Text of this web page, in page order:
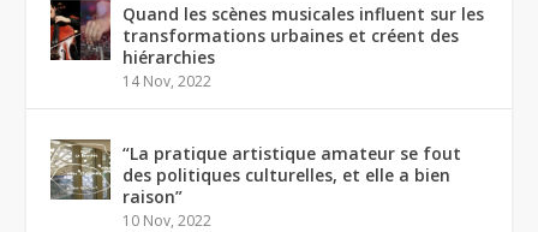
Quand les scènes musicales influent sur les
transformations urbaines et créent des
hiérarchies
14 Nov, 2022
“La pratique artistique amateur se fout
des politiques culturelles, et elle a bien
raison”
10 Nov, 2022